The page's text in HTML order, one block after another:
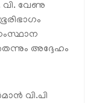
വി. വേണു
അദ്ദേഹം
വി.പി